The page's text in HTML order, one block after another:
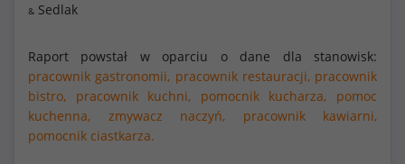
& Sedlak
Raport powstał w oparciu o dane dla stanowisk:
pracownik gastronomii, pracownik restauracji, pracownik
bistro,
pracownik kuchni, pomocnik kucharza,
pomoc
kuchenna,
zmywacz naczyń,
pracownik kawiarni,
pomocnik ciastkarza.